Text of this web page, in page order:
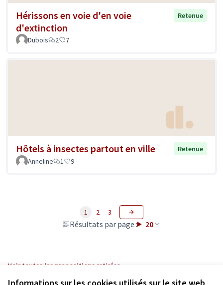
Hérissons en voie d'en voie
d'extinction
Retenue
Dubois 2 7
Hôtels à insectes partout en ville
Retenue
Anneline
1 9
Résultats par page : 20
1 2 3
Voir toutes les propositions retirées